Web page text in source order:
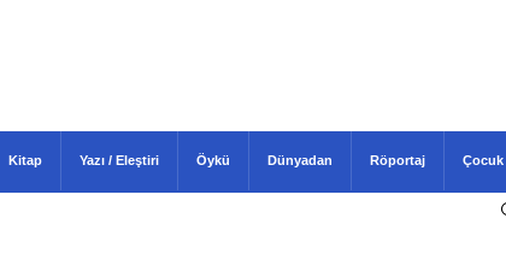
Kitap Yazı / Eleştiri Öykü Dünyadan Röportaj Çocuk